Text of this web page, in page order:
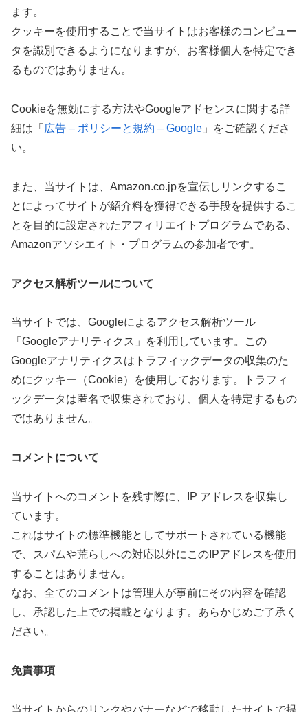
ます。
クッキーを使用することで当サイトはお客様のコンピュー
タを識別できるようになりますが、お客様個人を特定でき
るものではありません。
Cookieを無効にする方法やGoogleアドセンスに関する詳
細は「 広告 – ポリシーと規約 – Google 」をご確認くださ
い。
また、当サイトは、Amazon.co.jpを宣伝しリンクするこ
とによってサイトが紹介料を獲得できる手段を提供するこ
とを目的に設定されたアフィリエイトプログラムである、
Amazonアソシエイト・プログラムの参加者です。
アクセス解析ツールについて
当サイトでは、Googleによるアクセス解析ツール
「Googleアナリティクス」を利用しています。この
Googleアナリティクスはトラフィックデータの収集のた
めにクッキー（Cookie）を使用しております。トラフィ
ックデータは匿名で収集されており、個人を特定するもの
ではありません。
コメントについて
当サイトへのコメントを残す際に、IP アドレスを収集し
ています。
これはサイトの標準機能としてサポートされている機能
で、スパムや荒らしへの対応以外にこのIPアドレスを使用
することはありません。
なお、全てのコメントは管理人が事前にその内容を確認
し、承認した上での掲載となります。あらかじめご了承く
ださい。
免責事項
当サイトからのリンクやバナーなどで移動したサイトで提